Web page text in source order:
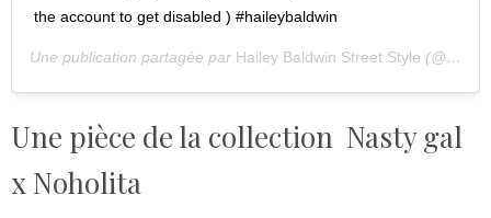
the account to get disabled ) #haileybaldwin
Une publication partagée par Hailey Baldwin Street Style (@haileystreetstyle) le
Une pièce de la collection Nasty gal
x Noholita